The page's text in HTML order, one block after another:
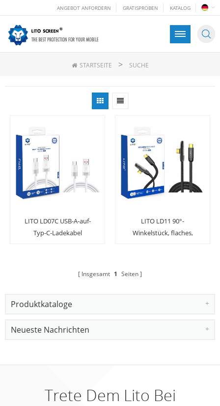
ANGEBOT ANFORDERN GRATISPROBEN KATALOG
STARTSEITE > SUCHE
LITO LD07C USB-A-auf-
Typ-C-Ladekabel
LITO LD11 90°-
Winkelstück, flaches,
Insgesamt 1 Seiten
Produktkataloge
Neueste Nachrichten
Trete Dem Lito Bei